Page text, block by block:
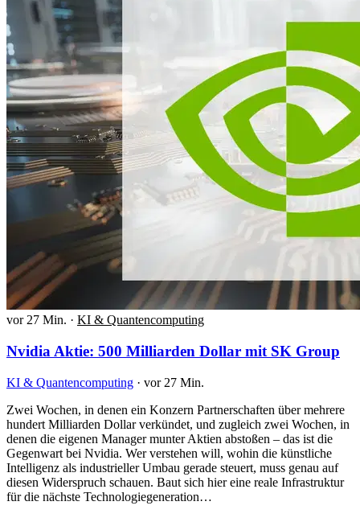
vor 27 Min. · KI & Quantencomputing
Nvidia Aktie: 500 Milliarden Dollar mit SK Group
KI & Quantencomputing · vor 27 Min.
Zwei Wochen, in denen ein Konzern Partnerschaften über mehrere
hundert Milliarden Dollar verkündet, und zugleich zwei Wochen, in
denen die eigenen Manager munter Aktien abstoßen – das ist die
Gegenwart bei Nvidia. Wer verstehen will, wohin die künstliche
Intelligenz als industrieller Umbau gerade steuert, muss genau auf
diesen Widerspruch schauen. Baut sich hier eine reale Infrastruktur
für die nächste Technologiegeneration…